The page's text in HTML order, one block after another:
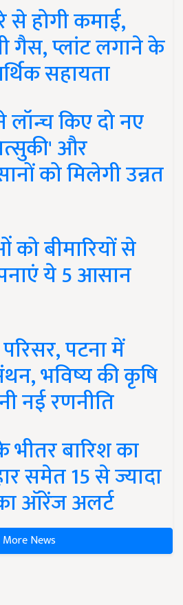
होगी कमाई,
गैस, प्लांट लगाने के
सहायता
किए दो नए
और
को मिलेगी उन्नत
बीमारियों से
ये 5 आसान
पटना में
भविष्य की कृषि
नई रणनीति
बारिश का
समेत 15 से ज्यादा
ऑरेंज अलर्ट
More News